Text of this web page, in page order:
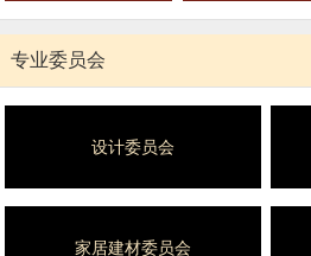
专业委员会
设计委员会
家居建材委员会